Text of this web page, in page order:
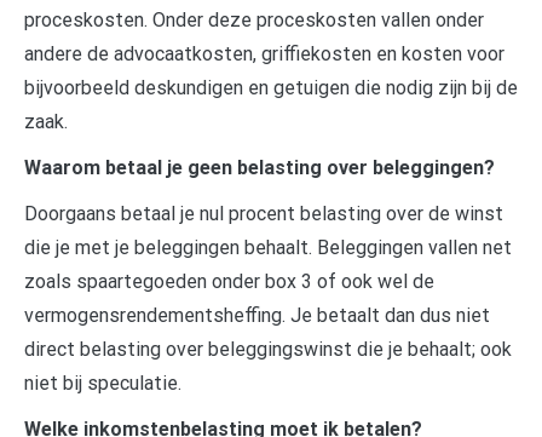
proceskosten. Onder deze proceskosten vallen onder
andere de advocaatkosten, griffiekosten en kosten voor
bijvoorbeeld deskundigen en getuigen die nodig zijn bij de
zaak.
Waarom betaal je geen belasting over beleggingen?
Doorgaans betaal je nul procent belasting over de winst
die je met je beleggingen behaalt. Beleggingen vallen net
zoals spaartegoeden onder box 3 of ook wel de
vermogensrendementsheffing. Je betaalt dan dus niet
direct belasting over beleggingswinst die je behaalt; ook
niet bij speculatie.
Welke inkomstenbelasting moet ik betalen?